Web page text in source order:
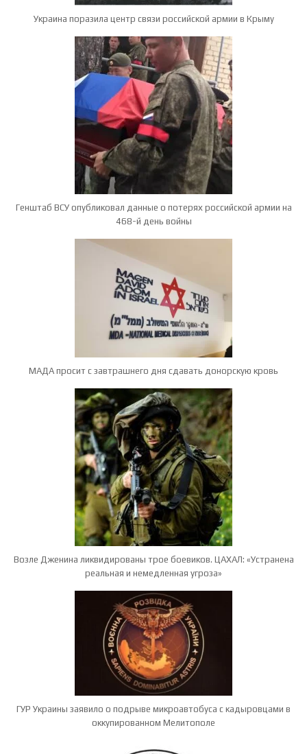
Украина поразила центр связи российской армии в Крыму
Генштаб ВСУ опубликовал данные о потерях российской армии на
468-й день войны
МАДА просит с завтрашнего дня сдавать донорскую кровь
Возле Дженина ликвидированы трое боевиков. ЦАХАЛ: «Устранена
реальная и немедленная угроза»
ГУР Украины заявило о подрыве микроавтобуса с кадыровцами в
оккупированном Мелитополе